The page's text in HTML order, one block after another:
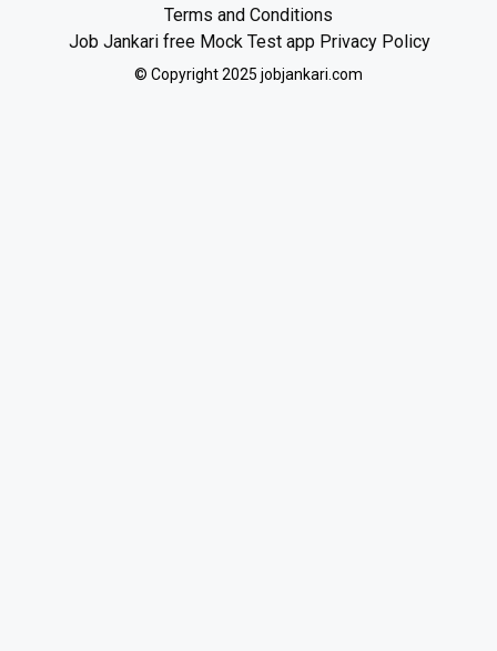
Terms and Conditions
Job Jankari free Mock Test app Privacy Policy
© Copyright 2025 jobjankari.com